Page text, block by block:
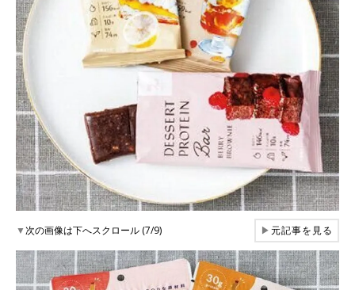
▼次の画像は下へスクロール (7/9) ▶元記事を見る